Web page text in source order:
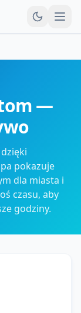
—
pokazuje
dla miasta i
czasu, aby
godziny.